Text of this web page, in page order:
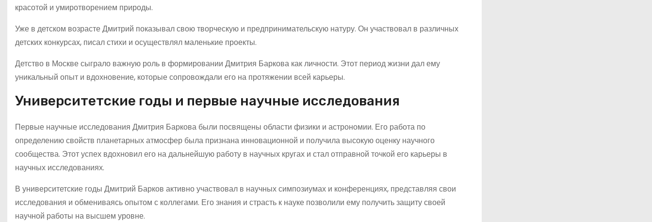
красотой и умиротворением природы.
Уже в детском возрасте Дмитрий показывал свою творческую и предпринимательскую натуру. Он участвовал в различных
детских конкурсах, писал стихи и осуществлял маленькие проекты.
Детство в Москве сыграло важную роль в формировании Дмитрия Баркова как личности. Этот период жизни дал ему
уникальный опыт и вдохновение, которые сопровождали его на протяжении всей карьеры.
Университетские годы и первые научные исследования
Первые научные исследования Дмитрия Баркова были посвящены области физики и астрономии. Его работа по
определению свойств планетарных атмосфер была признана инновационной и получила высокую оценку научного
сообщества. Этот успех вдохновил его на дальнейшую работу в научных кругах и стал отправной точкой его карьеры в
научных исследованиях.
В университетские годы Дмитрий Барков активно участвовал в научных симпозиумах и конференциях, представляя свои
исследования и обмениваясь опытом с коллегами. Его знания и страсть к науке позволили ему получить защиту своей
научной работы на высшем уровне.